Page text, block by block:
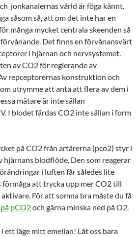
jonkanalernas värld är föga kännt.
såsom så, att om det inte har en
många mycket centrala skeenden så
Det finns en förvånansvärt
i hjärnan och nervsystemet.
av CO2 för reglerande av
repceptorernas konstruktion och
utrymme att anta att flera av dem i
mätare är inte sällan
I blodet färdas CO2 inte sällan i form
på CO2 från artärerna (pco2) styr i
hjärnans blodflöde. Den som reagerar
i luften får således lite
att trycka upp mer CO2 till
För att somna bra måste du få
pCO2och gärna minska ned på O2.
ett läge mitt emellan! Låt oss bara